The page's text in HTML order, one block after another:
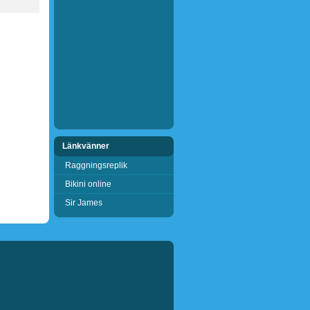
Länkvänner
Raggningsreplik
Bikini online
Sir James